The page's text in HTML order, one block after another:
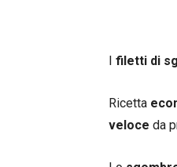
I filetti di
Ricetta
veloce da